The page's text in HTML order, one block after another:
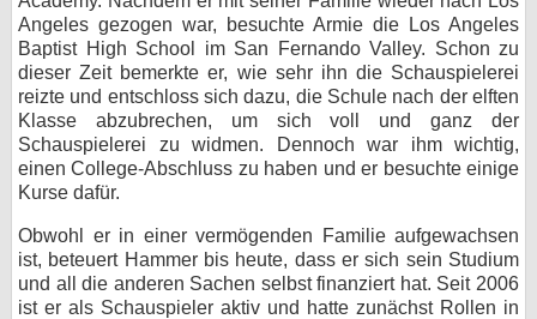
Angeles gezogen war, besuchte Armie die Los Angeles
Baptist High School im San Fernando Valley. Schon zu
dieser Zeit bemerkte er, wie sehr ihn die Schauspielerei
reizte und entschloss sich dazu, die Schule nach der elften
Klasse abzubrechen, um sich voll und ganz der
Schauspielerei zu widmen. Dennoch war ihm wichtig,
einen College-Abschluss zu haben und er besuchte einige
Kurse dafür.
Obwohl er in einer vermögenden Familie aufgewachsen
ist, beteuert Hammer bis heute, dass er sich sein Studium
und all die anderen Sachen selbst finanziert hat. Seit 2006
ist er als Schauspieler aktiv und hatte zunächst Rollen in
bei X
bei Facebook
Kontakt
Datenschutz
Cookie-Einstellungen